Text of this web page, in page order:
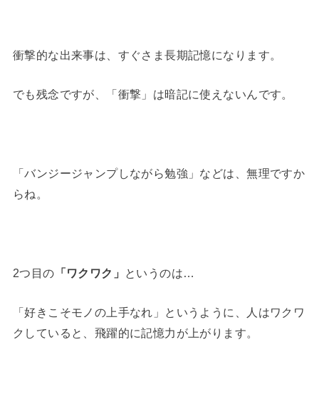
衝撃的な出来事は、すぐさま長期記憶になります。
でも残念ですが、「衝撃」は暗記に使えないんです。
「バンジージャンプしながら勉強」などは、無理ですか
らね。
2つ目の 「ワクワク」 というのは…
「好きこそモノの上手なれ」というように、人はワクワ
クしていると、飛躍的に記憶力が上がります。